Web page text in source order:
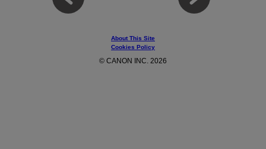
About This Site
Cookies Policy
© CANON INC. 2026